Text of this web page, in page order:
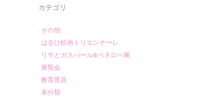
カテゴリ
その他
はるひ絵画トリエンナーレ
リサとガスパール&ペネロペ展
展覧会
教育普及
未分類